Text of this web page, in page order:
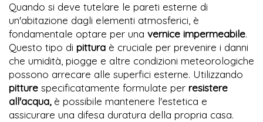
Quando si deve tutelare le pareti esterne di
un'abitazione dagli elementi atmosferici, è
fondamentale optare per una vernice impermeabile.
Questo tipo di pittura è cruciale per prevenire i danni
che umidità, piogge e altre condizioni meteorologiche
possono arrecare alle superfici esterne. Utilizzando
pitture specificatamente formulate per resistere
all'acqua,è possibile mantenere l'estetica e
assicurare una difesa duratura della propria casa.